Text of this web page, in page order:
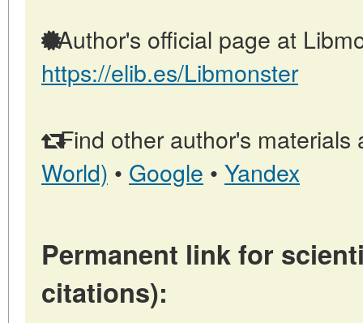
Author's official page at
https://elib.es/Libmonster
Find other author's materials
World) • Google • Yandex
Permanent link for
citations):